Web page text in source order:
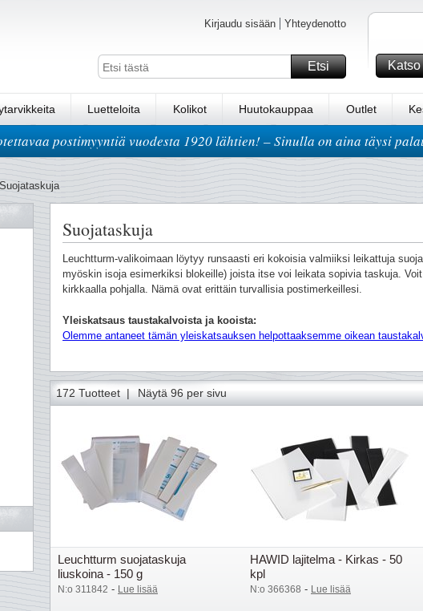
Kirjaudu sisään Yhteydenotto
Etsi
Luetteloita Kolikot Huutokauppaa Outlet
postimyyntiä vuodesta 1920 lähtien! – Sinulla on aina täysi
Suojataskuja
Suojataskuja
Leuchtturm-valikoimaan löytyy runsaasti eri kokoisia valmiiksi leikattuja
myöskin isoja esimerkiksi blokeille) joista itse voi leikata sopivia taskuja.
kirkkaalla pohjalla. Nämä ovat erittäin turvallisia postimerkeillesi.
Yleiskatsaus taustakalvoista ja kooista:
Olemme antaneet tämän yleiskatsauksen helpottaaksemme oikean
172 Tuotteet | Näytä 96 per sivu
Leuchtturm suojataskuja
liuskoina - 150 g
N:o 311842 - Lue lisää
HAWID lajitelma - Kirkas - 50
kpl
N:o 366368 - Lue lisää